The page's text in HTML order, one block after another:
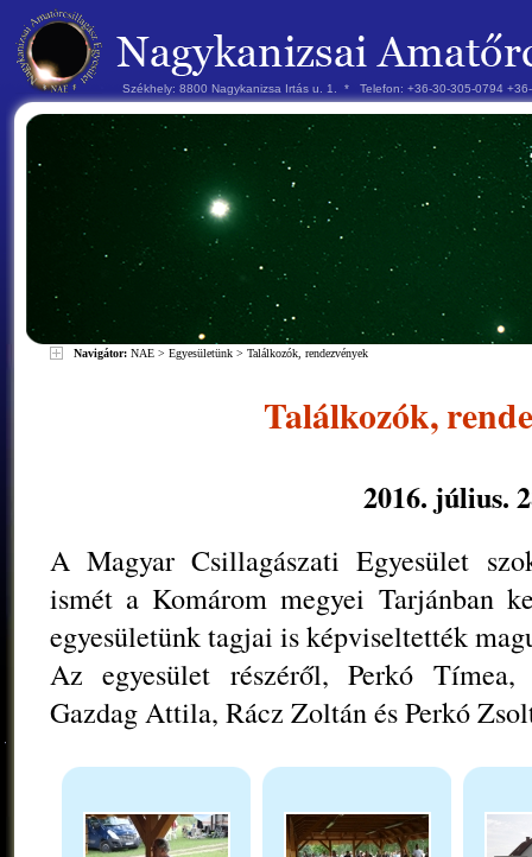
Székhely: 8800 Nagykanizsa Irtás u. 1. * Telefon: +36-30-305-0794
Navigátor: NAE > Egyesületünk > Találkozók, rendezvények
Találkozók,
2016. július.
A Magyar Csillagászati Egyesület
ismét a Komárom megyei Tarjánban
egyesületünk tagjai is képviseltették
Az egyesület részéről, Perkó Tímea,
Gazdag Attila, Rácz Zoltán és Perkó